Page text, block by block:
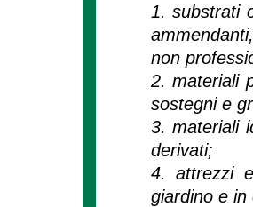
1. substrati
non
2. materiali
sostegni e
3. materiali
derivati;
4. attrezzi
giardino e in